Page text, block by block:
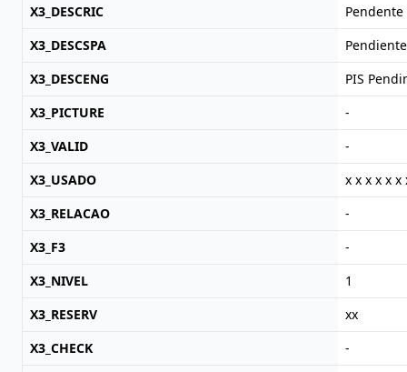
X3_DESCRIC
Pendente
X3_DESCSPA
X3_DESCENG
PIS
X3_PICTURE
-
X3_VALID
-
X3_USADO
x x x x x x
X3_RELACAO
-
X3_F3
-
X3_NIVEL
1
X3_RESERV
xx
X3_CHECK
-